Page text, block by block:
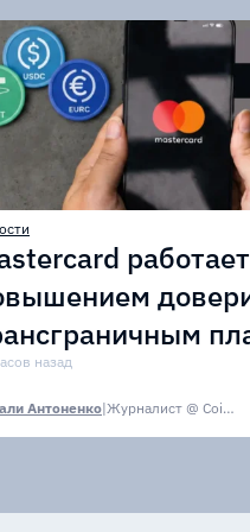
назад
Антоненко| Журналист @ CoinsPaid Media